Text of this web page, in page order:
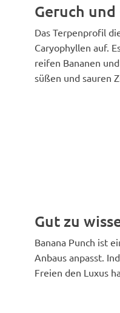
Geruch und
Das Terpenprofil
Caryophyllen auf.
reifen Bananen
süßen und sauren
Gut zu
Banana Punch ist
Anbaus anpasst.
Freien den Luxus